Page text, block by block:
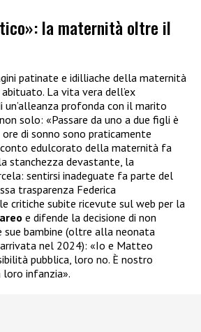
la maternità oltre il
patinate e idilliache della maternità
La vita vera dell’ex
profonda con il marito
non solo: «Passare da uno a due figli è
di sonno sono praticamente
edulcorato della maternità fa
stanchezza devastante, la
sentirsi inadeguate fa parte del
trasparenza Federica
critiche subite ricevute sul web per la
e difende la decisione di non
bambine (oltre alla neonata
arrivata nel 2024): «Io e Matteo
pubblica, loro no. È nostro
infanzia».